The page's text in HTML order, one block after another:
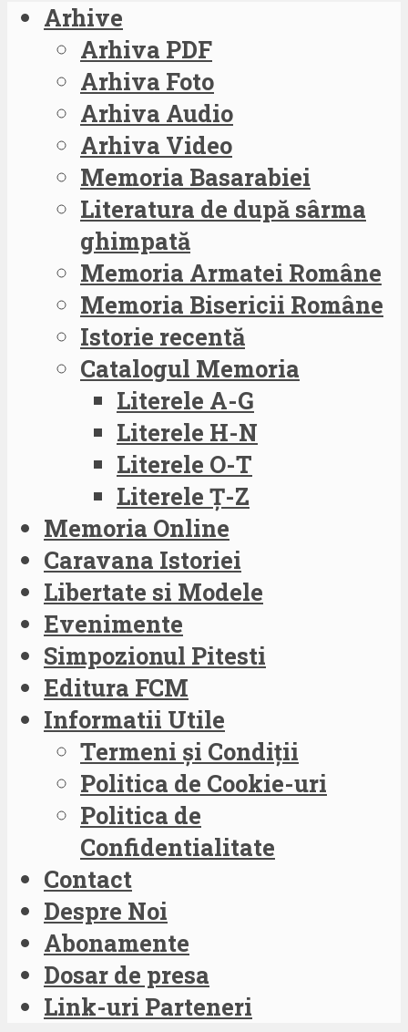
Arhive
Arhiva PDF
Arhiva Foto
Arhiva Audio
Arhiva Video
Memoria Basarabiei
Literatura de după sârma
ghimpată
Memoria Armatei Române
Memoria Bisericii Române
Istorie recentă
Catalogul Memoria
Literele A-G
Literele H-N
Literele O-T
Literele Ț-Z
Memoria Online
Caravana Istoriei
Libertate si Modele
Evenimente
Simpozionul Pitesti
Editura FCM
Informatii Utile
Termeni și Condiții
Politica de Cookie-uri
Politica de
Confidentialitate
Contact
Despre Noi
Abonamente
Dosar de presa
Link-uri Parteneri